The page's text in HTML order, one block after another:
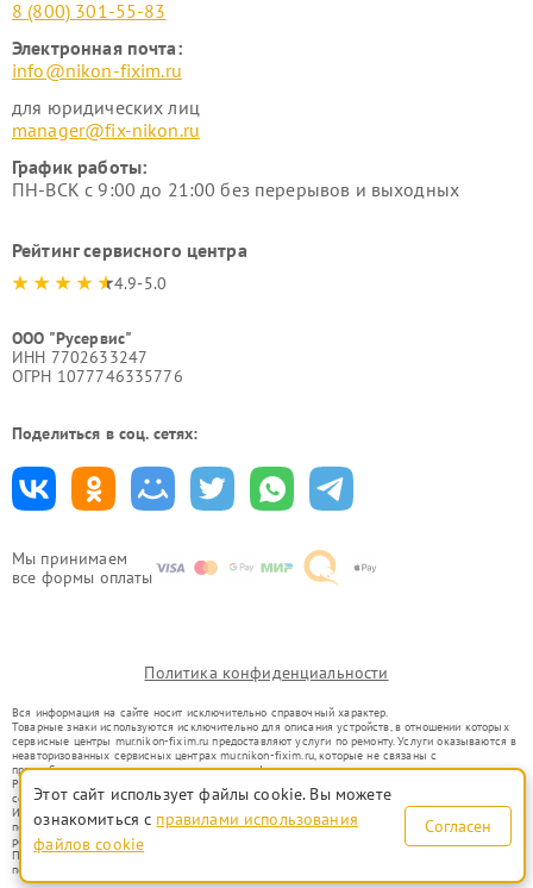
Мы принимаем
все формы оплаты
8 (800) 301-55-83
Электронная почта:
info@nikon-fixim.ru
для юридических лиц
manager@fix-nikon.ru
График работы:
ПН-ВСК с 9:00 до 21:00 без перерывов и выходных
Рейтинг сервисного центра
4.9-5.0
ООО "Русервис"
ИНН 7702633247
ОГРН 1077746335776
Поделиться в соц. сетях:
Политика конфиденциальности
Вся информация на сайте носит исключительно справочный характер.
Товарные знаки используются исключительно для описания устройств, в отношении которых
сервисные центры mur.nikon-fixim.ru предоставляют услуги по ремонту. Услуги оказываются в
неавторизованных сервисных центрах mur.nikon-fixim.ru, которые не связаны с
правообладателями товарных знаков или их официальными представителями.
Ремонт осуществляется для устройств, уже введенных в гражданский оборот в соответствии
со статьей 1487 ГК РФ.
Использование товарных знаков не преследует цели индивидуализации услуг или введения
потребителей в заблуждение, а служит для информирования о предоставляемых услугах по
ремонту техники указанных брендов.
Представленная на сайте информация не является публичной офертой, определяемой
положениями Статьи 437(2) Гражданского кодекса РФ
Этот сайт использует файлы cookie. Вы можете
ознакомиться с правилами использования
файлов cookie
Согласен